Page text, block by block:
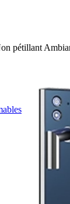
pétillant